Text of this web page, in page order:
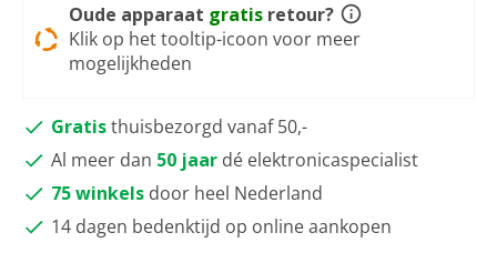
Oude apparaat gratis retour?
Klik op het tooltip-icoon voor meer
mogelijkheden
Gratisthuisbezorgd vanaf 50,-
Al meer dan 50 jaar dé elektronicaspecialist
75 winkels door heel Nederland
14 dagen bedenktijd op online aankopen